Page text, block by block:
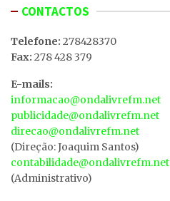
CONTACTOS
Telefone: 278428370
Fax: 278 428 379
E-mails:
informacao@ondalivrefm.net
publicidade@ondalivrefm.net
direcao@ondalivrefm.net
(Direção: Joaquim Santos)
contabilidade@ondalivrefm.net
(Administrativo)